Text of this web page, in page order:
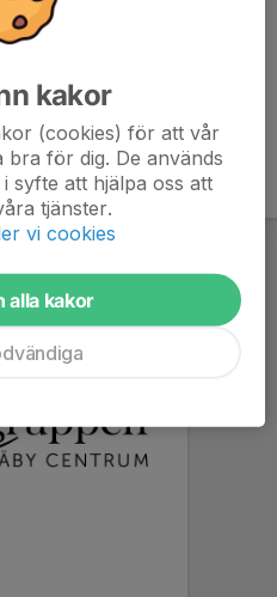
kakor
(cookies) för att vår
för dig. De används
syfte att hjälpa oss att
tjänster.
vi cookies
alla kakor